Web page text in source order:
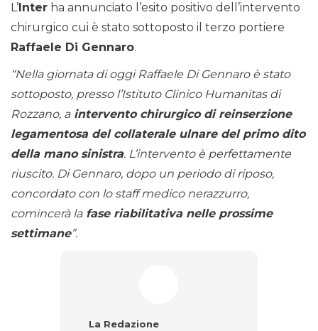
L’Inter ha annunciato l’esito positivo dell’intervento
chirurgico cui è stato sottoposto il terzo portiere
Raffaele Di Gennaro.
“Nella giornata di oggi Raffaele Di Gennaro è stato
sottoposto, presso l’Istituto Clinico Humanitas di
Rozzano, aintervento chirurgico di reinserzione
legamentosa del collaterale ulnare del primo dito
della mano sinistra. L’intervento è perfettamente
riuscito. Di Gennaro, dopo un periodo di riposo,
concordato con lo staff medico nerazzurro,
comincerà lafase riabilitativa nelle prossime
settimane”.
La Redazione